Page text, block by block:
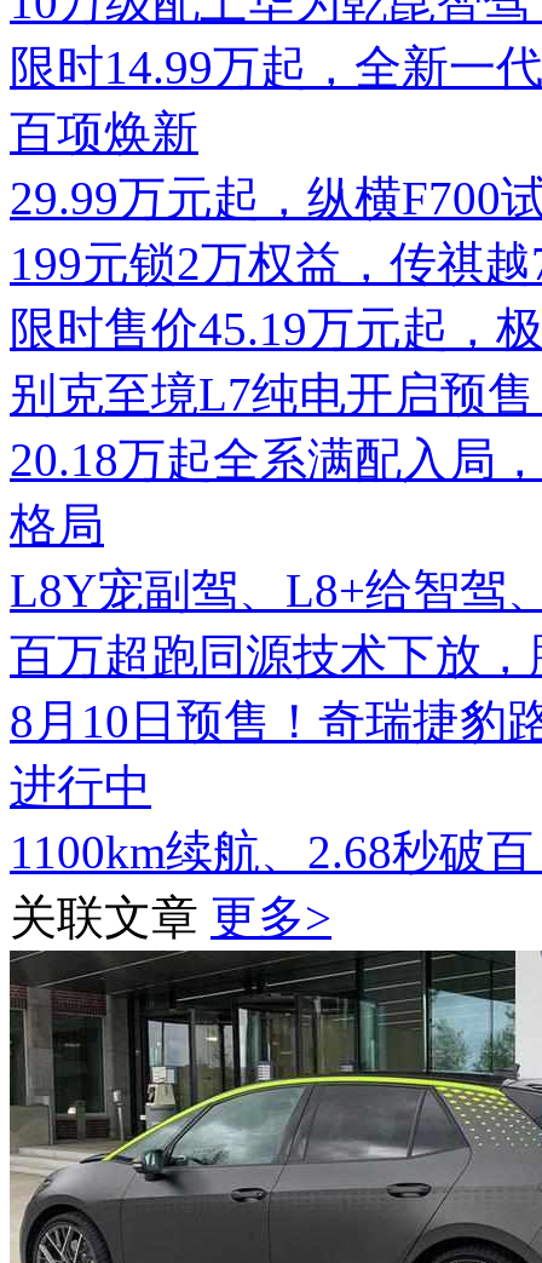
限时14.99万起，全新一
百项焕新
29.99万元起，纵横F700
199元锁2万权益，传祺
限时售价45.19万元起，
别克至境L7纯电开启预
20.18万起全系满配入局
格局
L8Y宠副驾、L8+给智驾
百万超跑同源技术下放
8月10日预售！奇瑞捷豹
进行中
1100km续航、2.68秒破
关联文章 更多>